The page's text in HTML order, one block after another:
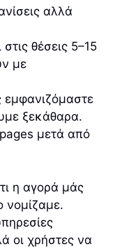
αλλά
θέσεις 5–15
με
εμφανιζόμαστε
ξεκάθαρα.
μετά από
η αγορά μάς
νομίζαμε.
οι χρήστες να